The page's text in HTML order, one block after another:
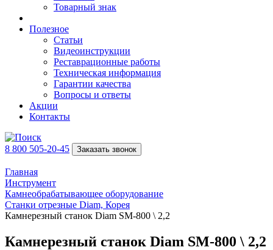
Товарный знак
Полезное
Статьи
Видеоинструкции
Реставрационные работы
Техническая информация
Гарантии качества
Вопросы и ответы
Акции
Контакты
8 800 505-20-45 Заказать звонок
Главная
Инструмент
Камнеобрабатывающее оборудование
Станки отрезные Diam, Корея
Камнерезный станок Diam SМ-800 \ 2,2
Камнерезный станок Diam SМ-800 \ 2,2